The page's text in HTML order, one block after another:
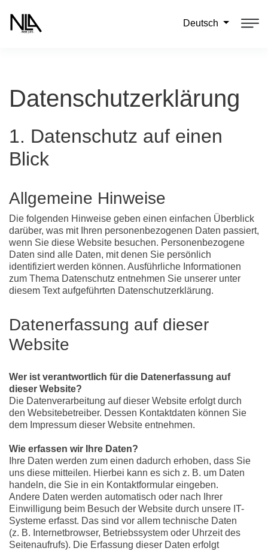
Deutsch
Datenschutz­erklärung
1. Datenschutz auf einen
Blick
Allgemeine Hinweise
Die folgenden Hinweise geben einen einfachen Überblick
darüber, was mit Ihren personenbezogenen Daten passiert,
wenn Sie diese Website besuchen. Personenbezogene
Daten sind alle Daten, mit denen Sie persönlich
identifiziert werden können. Ausführliche Informationen
zum Thema Datenschutz entnehmen Sie unserer unter
diesem Text aufgeführten Datenschutzerklärung.
Datenerfassung auf dieser
Website
Wer ist verantwortlich für die Datenerfassung auf
dieser Website?
Die Datenverarbeitung auf dieser Website erfolgt durch
den Websitebetreiber. Dessen Kontaktdaten können Sie
dem Impressum dieser Website entnehmen.
Wie erfassen wir Ihre Daten?
Ihre Daten werden zum einen dadurch erhoben, dass Sie
uns diese mitteilen. Hierbei kann es sich z. B. um Daten
handeln, die Sie in ein Kontaktformular eingeben.
Andere Daten werden automatisch oder nach Ihrer
Einwilligung beim Besuch der Website durch unsere IT-
Systeme erfasst. Das sind vor allem technische Daten
(z. B. Internetbrowser, Betriebssystem oder Uhrzeit des
Seitenaufrufs). Die Erfassung dieser Daten erfolgt